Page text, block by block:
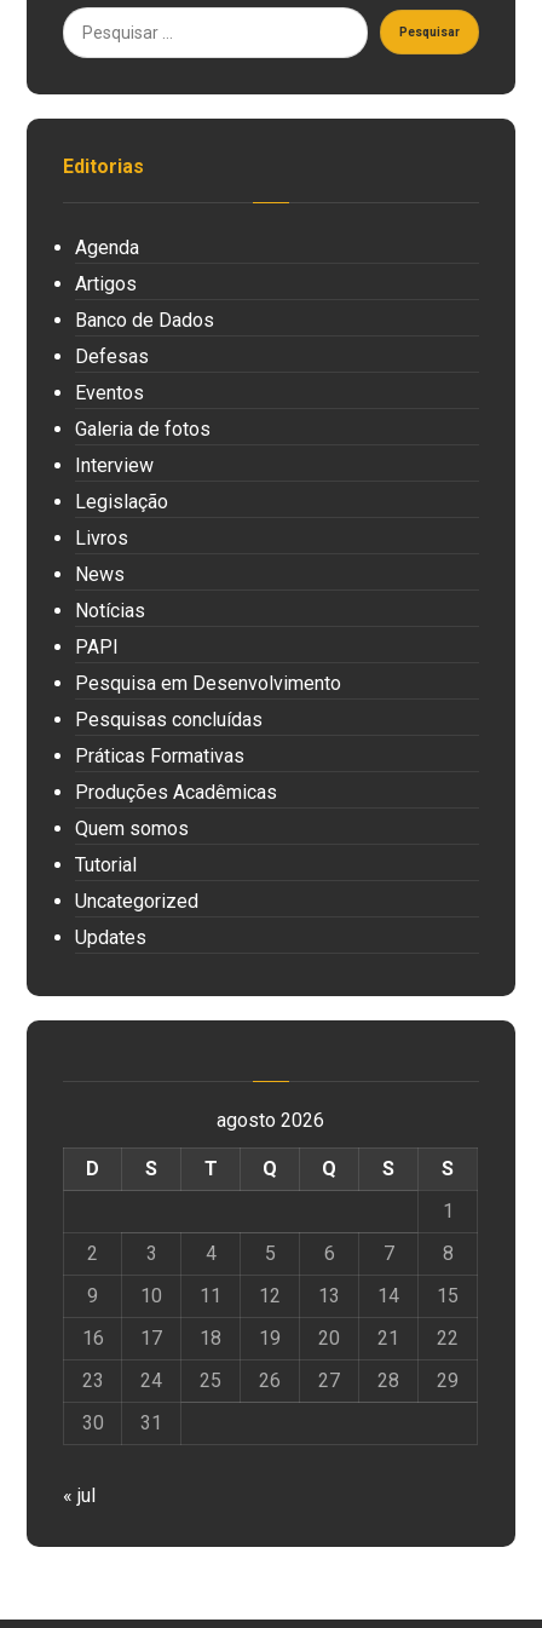
Editorias
Agenda
Artigos
Banco de Dados
Defesas
Eventos
Galeria de fotos
Interview
Legislação
Livros
News
Notícias
PAPI
Pesquisa em Desenvolvimento
Pesquisas concluídas
Práticas Formativas
Produções Acadêmicas
Quem somos
Tutorial
Uncategorized
Updates
agosto 2026
D S T Q Q S
S
1
2
3 4 5 6 7
8
9
10 11 12 13 14
15
16
17 18 19 20 21
22
23
24 25 26 27 28
29
30
31
« jul